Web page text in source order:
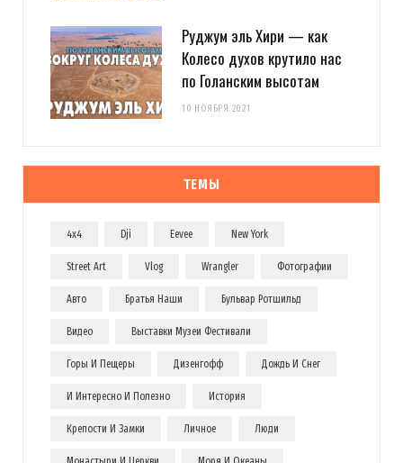
Руджум эль Хири — как
Колесо духов крутило нас
по Голанским высотам
10 НОЯБРЯ 2021
ТЕМЫ
4x4 Dji Eevee New York
Street Art Vlog Wrangler Фотографии
Авто Братья Наши Бульвар Ротшильд
Видео Выставки Музеи Фестивали
Горы И Пещеры Дизенгофф Дождь И Снег
И Интересно И Полезно История
Крепости И Замки Личное Люди